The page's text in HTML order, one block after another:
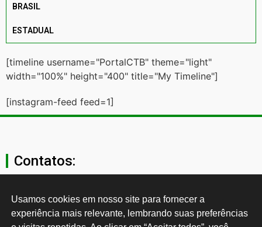
BRASIL
ESTADUAL
[timeline username="PortalCTB" theme="light"
width="100%" height="400" title="My Timeline"]
[instagram-feed feed=1]
Contatos:
secgeral@ctb.org.br
11 3874-0040
Usamos cookies em nosso site para fornecer a
experiência mais relevante, lembrando suas preferências